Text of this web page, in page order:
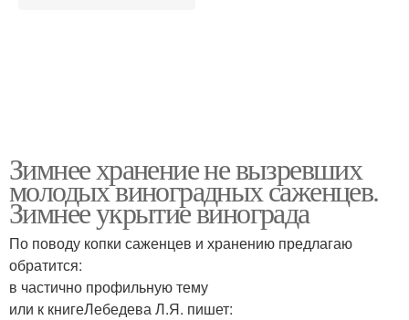
Зимнее хранение не вызревших
молодых виноградных саженцев.
Зимнее укрытие винограда
По поводу копки саженцев и хранению предлагаю
обратится:
в частично профильную тему
или к книгеЛебедева Л.Я. пишет: